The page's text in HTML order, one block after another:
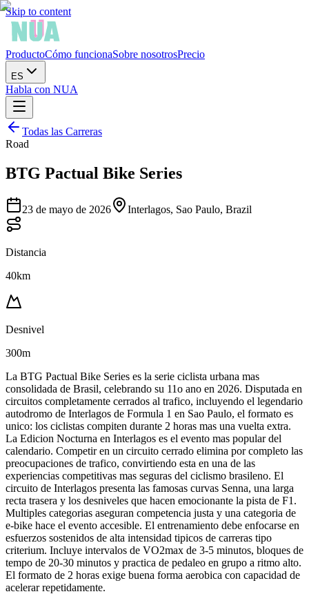
Skip to content
ProductoCómo funcionaSobre nosotrosPrecio
ES
Habla con NUA
Todas las Carreras
Road
BTG Pactual Bike Series
23 de mayo de 2026 Interlagos, Sao Paulo, Brazil
Distancia
40km
Desnivel
300m
La BTG Pactual Bike Series es la serie ciclista urbana mas
consolidada de Brasil, celebrando su 11o ano en 2026. Disputada en
circuitos completamente cerrados al trafico, incluyendo el legendario
autodromo de Interlagos de Formula 1 en Sao Paulo, el formato es
unico: los ciclistas compiten durante 2 horas mas una vuelta extra.
La Edicion Nocturna en Interlagos es el evento mas popular del
calendario. Competir en un circuito cerrado elimina por completo las
preocupaciones de trafico, convirtiendo esta en una de las
experiencias competitivas mas seguras del ciclismo brasileno. El
circuito de Interlagos presenta las famosas curvas Senna, una larga
recta trasera y los desniveles que hacen emocionante la pista de F1.
Multiples categorias aseguran competencia justa y una categoria de
e-bike hace el evento accesible. El entrenamiento debe enfocarse en
esfuerzos sostenidos de alta intensidad tipicos de carreras tipo
criterium. Incluye intervalos de VO2max de 3-5 minutos, bloques de
tempo de 20-30 minutos y practica de pedaleo en grupo a ritmo alto.
El formato de 2 horas exige buena forma aerobica con capacidad de
acelerar repetidamente.